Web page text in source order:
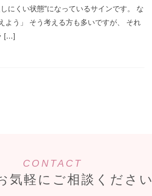
にくい状態”になっているサインです。 な
よう」 そう考える方も多いですが、 それ
[…]
CONTACT
気軽にご相談ください